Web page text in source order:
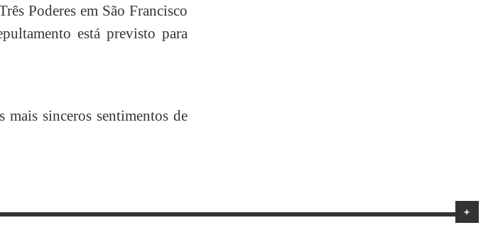
Poderes em São Francisco
está previsto para
sinceros sentimentos de
+